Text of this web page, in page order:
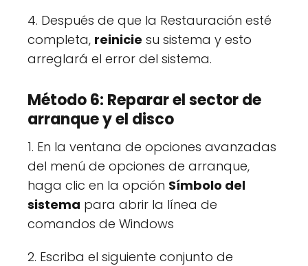
4. Después de que la Restauración esté
completa, reinicie su sistema y esto
arreglará el error del sistema.
Método 6: Reparar el sector de
arranque y el disco
1. En la ventana de opciones avanzadas
del menú de opciones de arranque,
haga clic en la opción Símbolo del
sistema para abrir la línea de
comandos de Windows
2. Escriba el siguiente conjunto de